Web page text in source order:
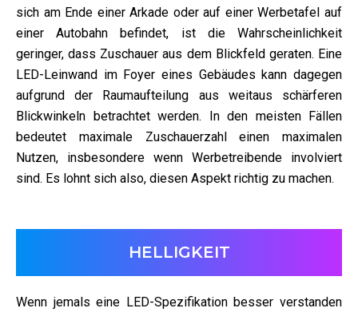
sich am Ende einer Arkade oder auf einer Werbetafel auf
einer Autobahn befindet, ist die Wahrscheinlichkeit
geringer, dass Zuschauer aus dem Blickfeld geraten. Eine
LED-Leinwand im Foyer eines Gebäudes kann dagegen
aufgrund der Raumaufteilung aus weitaus schärferen
Blickwinkeln betrachtet werden. In den meisten Fällen
bedeutet maximale Zuschauerzahl einen maximalen
Nutzen, insbesondere wenn Werbetreibende involviert
sind. Es lohnt sich also, diesen Aspekt richtig zu machen.
HELLIGKEIT
Wenn jemals eine LED-Spezifikation besser verstanden